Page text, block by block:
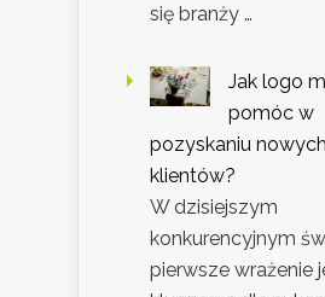
się branży …
Jak logo
pomóc w
pozyskaniu nowych
klientów?
W dzisiejszym
konkurencyjnym
pierwsze wrażenie